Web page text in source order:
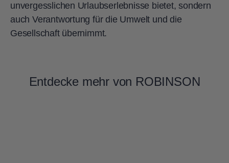
unvergesslichen Urlaubserlebnisse bietet, sondern
auch Verantwortung für die Umwelt und die
Gesellschaft übernimmt.
Entdecke mehr von ROBINSON